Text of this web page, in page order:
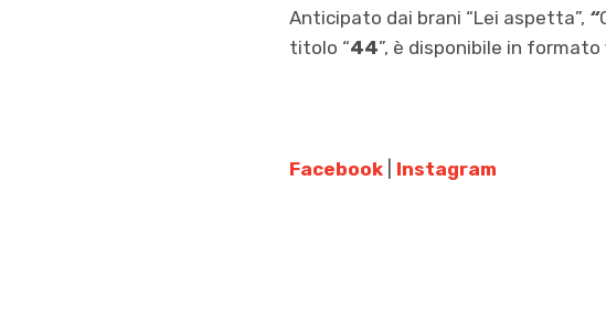
Anticipato dai brani “Lei aspetta”, “
titolo “44”, è disponibile in
Facebook Instagram